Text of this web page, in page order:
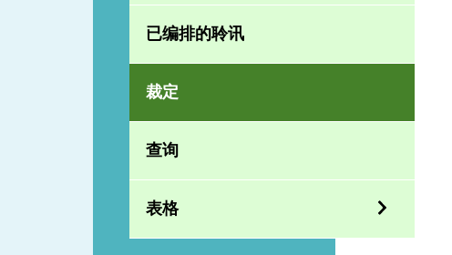
已编排的聆讯
裁定
查询
表格